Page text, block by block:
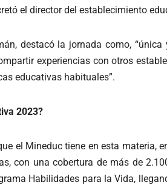
el director del establecimiento
destacó la jornada como,
experiencias con otros
educativas habituales”.
2023?
el Mineduc tiene en esta materia,
con una cobertura de más de
Habilidades para la Vida,